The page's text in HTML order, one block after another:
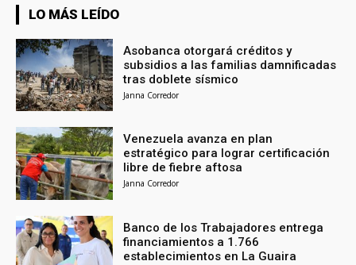
LO MÁS LEÍDO
Asobanca otorgará créditos y
subsidios a las familias damnificadas
tras doblete sísmico
Janna Corredor
Venezuela avanza en plan
estratégico para lograr certificación
libre de fiebre aftosa
Janna Corredor
Banco de los Trabajadores entrega
financiamientos a 1.766
establecimientos en La Guaira